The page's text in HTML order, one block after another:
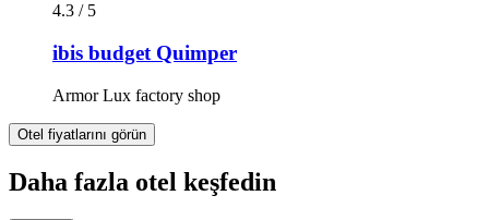
4.3 / 5
ibis budget Quimper
Armor Lux factory shop
Otel fiyatlarını görün
Daha fazla otel keşfedin